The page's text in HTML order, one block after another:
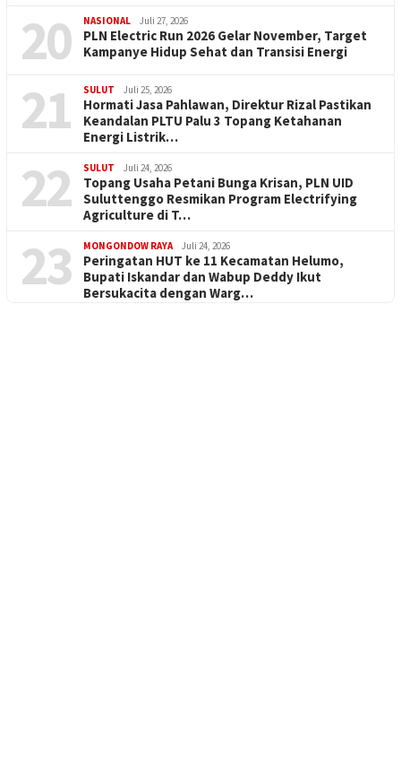
20 NASIONAL Juli 27, 2026
PLN Electric Run 2026 Gelar November, Target
Kampanye Hidup Sehat dan Transisi Energi
21 SULUT Juli 25, 2026
Hormati Jasa Pahlawan, Direktur Rizal Pastikan
Keandalan PLTU Palu 3 Topang Ketahanan
Energi Listrik…
22 SULUT Juli 24, 2026
Topang Usaha Petani Bunga Krisan, PLN UID
Suluttenggo Resmikan Program Electrifying
Agriculture di T…
23 MONGONDOW RAYA Juli 24, 2026
Peringatan HUT ke 11 Kecamatan Helumo,
Bupati Iskandar dan Wabup Deddy Ikut
Bersukacita dengan Warg…